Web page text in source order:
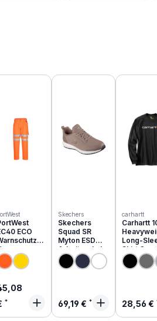
ECO
aus
Preis:
Skechers
Skechers
Squad SR
Myton ESD
Arbeitsschuhe
O1 | 200051EC
Regulärer Preis:
69,19 €
carhartt
Carhartt
Long-
Shirt
relaxed fit
28,56 €